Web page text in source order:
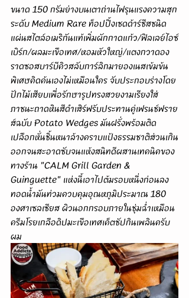
ขนาด 150 กรัมย่างบนเตาถ่านไฟรุนแรงความสุก
ระดับ Medium Rare ท็อปปิ้งเชดด้าร์ชีสชนิด
แผ่นสไตล์อเมริกันแท้เพิ่มผักกาดแก้ว/ฟิลเลย์ไอซ์
เบิร์ก/ผลมะเขือเทศ/หอมหัวใหญ่/แตงกวาดอง
ราดซอสบาร์บีคิวสลับการ์ลิกมายองเนสเข้มข้น
พิเศษคิดค้นเองไม่เหมือนใคร จับประกอบร่างโดย
ปักไม้เสียบเพื่อรักษารูปทรงสวยงามเรียงใส่
ภาชนะถาดหินสีดำเสิร์ฟรับประทานคู่เฟรนช์ฟราย
ส์ฉบับ Potato Wedges มันฝรั่งพร้อมติด
เปลือกหั่นชิ้นหนาล้างคราบแป้งธรรมชาติส่วนเกิน
ออกจนสะอาดซับจนแห้งสนิทดีผสานเทคนิคของ
ทางร้าน "CALM Grill Garden &
Guinguette" แห่งนี้เอาไปต้มรอบหนึ่งก่อนลง
ทอดน้ำมันท่วมควบคุมอุณหภูมิประมาณ 180
องศาเซลเซียส ผิวนอกกรอบภายในชุ่มฉ่ำเหมือน
ครีมโรยเกลือดิปมะเขือเทศเค็ตชัปกินเพลินครับ
ผม